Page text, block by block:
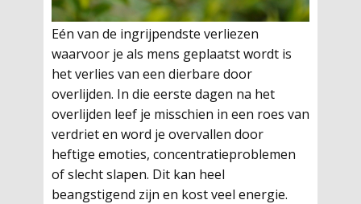
Eén van de ingrijpendste verliezen
waarvoor je als mens geplaatst wordt is
het verlies van een dierbare door
overlijden. In die eerste dagen na het
overlijden leef je misschien in een roes van
verdriet en word je overvallen door
heftige emoties, concentratieproblemen
of slecht slapen. Dit kan heel
beangstigend zijn en kost veel energie.